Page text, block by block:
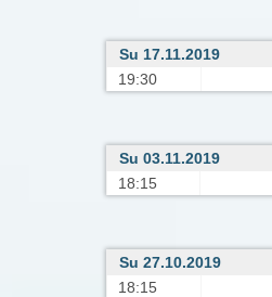
Su 17.11.2019
19:30
Su 03.11.2019
18:15
Su 27.10.2019
18:15